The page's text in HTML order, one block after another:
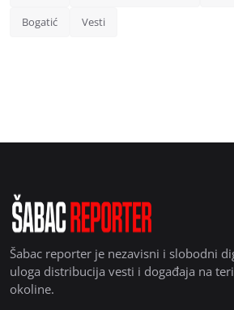
Bogatić Vesti
Šabac reporter je nezavisni i slobodni
uloga distribucija vesti i događaja na
okoline.